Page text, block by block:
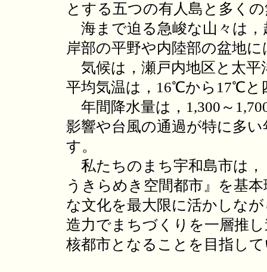
とする五つの有人島と多く
海まで迫る急峻な山々は，
岸部の平野や内陸部の盆地
気候は，瀬戸内地区と太平
平均気温は，16℃から17℃と
年間降水量は，1,300～
影響や台風の通過が特に多
す。
私たちのまち宇和島市は，
うきらめき空間都市』を基
な文化を最大限に活かしな
造力でまちづくりを一層推
核都市となることを目指し